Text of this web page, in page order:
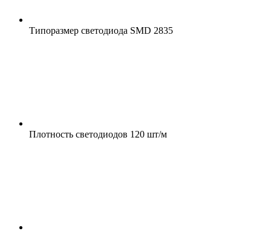
Типоразмер светодиода SMD 2835
Плотность светодиодов 120 шт/м